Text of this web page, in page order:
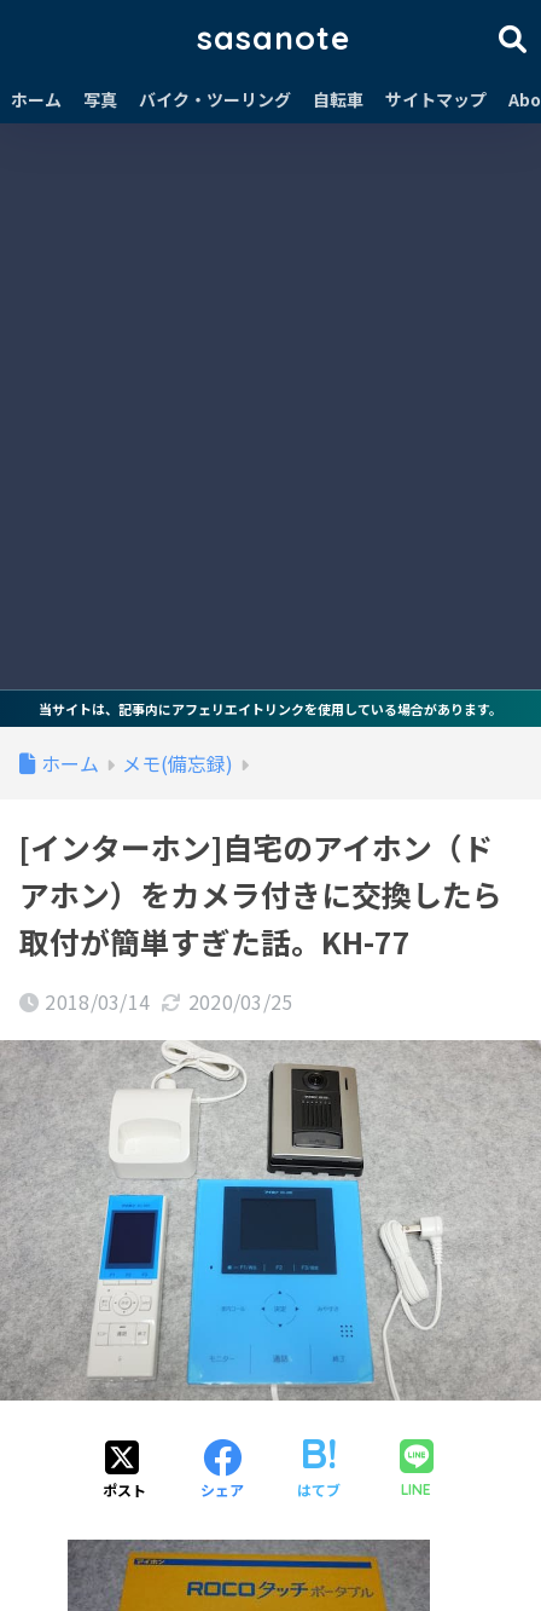
sasanote
ホーム 写真 バイク・ツーリング 自転車 サイトマップ
当サイトは、記事内にアフェリエイトリンクを使用している場合があります。
ホーム メモ(備忘録)
[インターホン]自宅のアイホン（ド
アホン）をカメラ付きに交換したら
取付が簡単すぎた話。KH-77
2018/03/14 2020/03/25
ポスト シェア はてブ LINE